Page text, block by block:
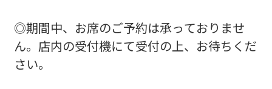
◎期間中、お席のご予約は承っておりませ
ん。店内の受付機にて受付の上、お待ちくだ
さい。